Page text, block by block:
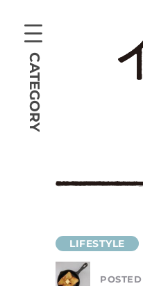
CATEGORY